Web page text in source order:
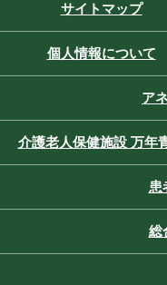
サイトマップ
個人情報について
ア
介護老人保健施設 万年
患
総